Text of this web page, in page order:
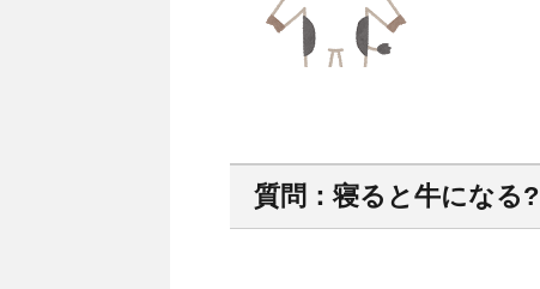
質問：寝ると牛になる?